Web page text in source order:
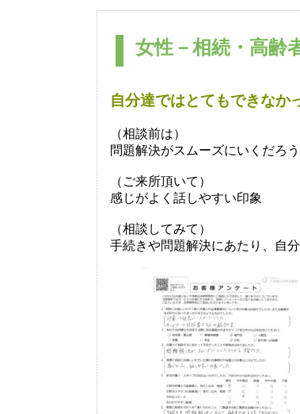
女性－相続・高
自分達ではとてもできなか
（相談前は）
問題解決がスムーズにいくだろ
（ご来所頂いて）
感じがよく話しやすい印象
（相談してみて）
手続きや問題解決にあたり、自